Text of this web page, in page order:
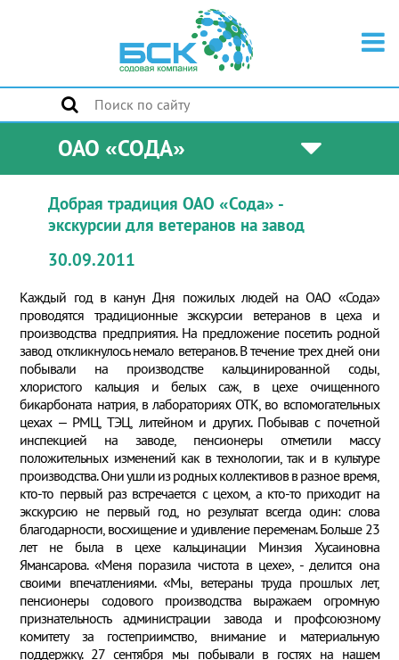
ОАО «СОДА»
Добрая традиция ОАО «Сода» -
экскурсии для ветеранов на завод
30.09.2011
Каждый год в канун Дня пожилых людей на ОАО «Сода»
проводятся традиционные экскурсии ветеранов в цеха и
производства предприятия. На предложение посетить родной
завод откликнулось немало ветеранов. В течение трех дней они
побывали на производстве кальцинированной соды,
хлористого кальция и белых саж, в цехе очищенного
бикарбоната натрия, в лабораториях ОТК, во вспомогательных
цехах – РМЦ, ТЭЦ, литейном и других. Побывав с почетной
инспекцией на заводе, пенсионеры отметили массу
положительных изменений как в технологии, так и в культуре
производства. Они ушли из родных коллективов в разное время,
кто-то первый раз встречается с цехом, а кто-то приходит на
экскурсию не первый год, но результат всегда один: слова
благодарности, восхищение и удивление переменам. Больше 23
лет не была в цехе кальцинации Минзия Хусаиновна
Ямансарова. «Меня поразила чистота в цехе», - делится она
своими впечатлениями. «Мы, ветераны труда прошлых лет,
пенсионеры содового производства выражаем огромную
признательность администрации завода и профсоюзному
комитету за гостеприимство, внимание и материальную
поддержку. 27 сентября мы побывали в гостях на нашем